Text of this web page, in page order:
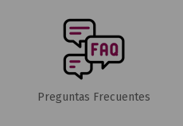
Preguntas Frecuentes